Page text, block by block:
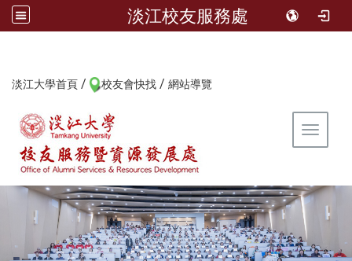
淡江校友服務處
淡江大學首頁 / 校友會快找 / 網站導覽
Toggle